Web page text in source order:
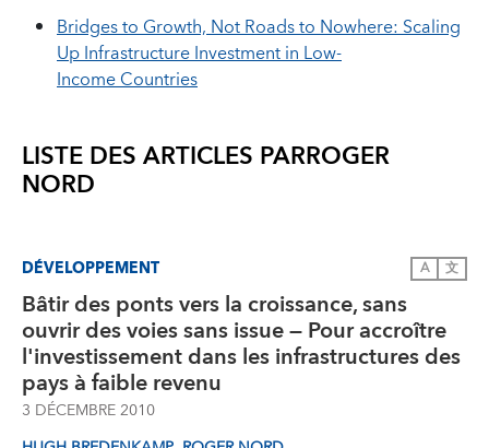
Bridges to Growth, Not Roads to Nowhere: Scaling
Up Infrastructure Investment in Low-
Income Countries
LISTE DES ARTICLES PARROGER
NORD
DÉVELOPPEMENT A 文
Bâtir des ponts vers la croissance, sans
ouvrir des voies sans issue — Pour accroître
l'investissement dans les infrastructures des
pays à faible revenu
3 DÉCEMBRE 2010